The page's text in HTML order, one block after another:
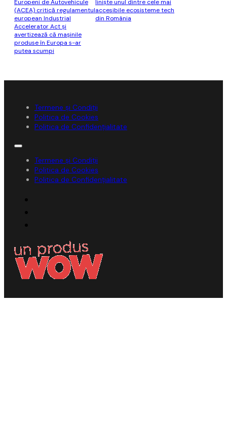
Europeni de Autovehicule
(ACEA) critică regulamentul
european Industrial
Accelerator Act şi
avertizează că maşinile
produse în Europa s-ar
putea scumpi
liniște unul dintre cele mai
accesibile ecosisteme tech
din România
Termene și Condiții
Politica de Cookies
Politica de Confidențialitate
Termene și Condiții
Politica de Cookies
Politica de Confidențialitate